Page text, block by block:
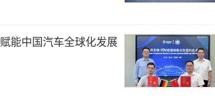
能中国汽车全球化发展